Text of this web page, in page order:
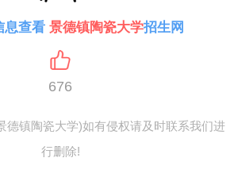
息查看 景德镇陶瓷大学招生网
676
德镇陶瓷大学)如有侵权请及时联系我们进
行删除!